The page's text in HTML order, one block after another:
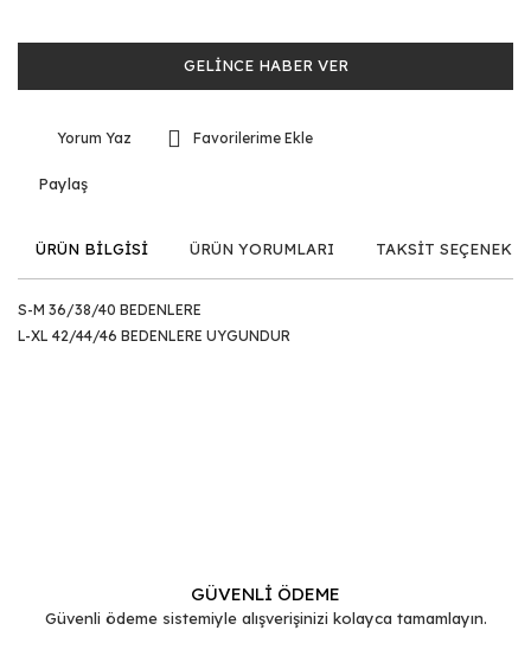
GELİNCE HABER VER
Yorum Yaz
Paylaş
ÜRÜN BİLGİSİ ÜRÜN YORUMLARI TAKSİT
S-M 36/38/40 BEDENLERE
L-XL 42/44/46 BEDENLERE UYGUNDUR
Ürün bilgilerinde hatalar bulunuyor.
GÜVENLİ ÖDEME
Güvenli ödeme sistemiyle alışverişinizi kolayca tamamlayın.